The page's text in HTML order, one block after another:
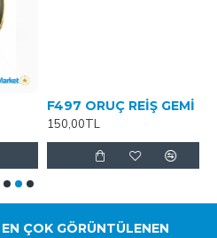
F497 ORUÇ REİŞ GEMİ
150,00TL
EN ÇOK GÖRÜNTÜLENEN